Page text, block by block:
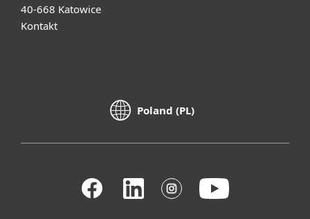
40-668 Katowice
Kontakt
Poland (PL)